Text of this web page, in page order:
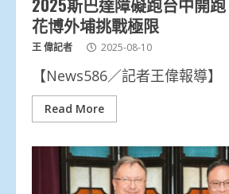
花博外埔挑戰極限
王 偉記者 2025-08-10
【News586／記者王偉報導】
Read More